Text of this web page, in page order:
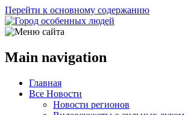
Перейти к основному содержанию
Main navigation
Главная
Все Новости
Новости регионов